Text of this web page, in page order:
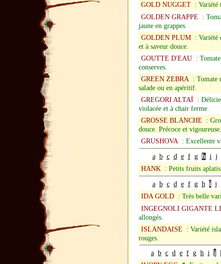
GOLD NUGGET : Variété
GOLDEN GRAPPE :
jaune en grappes.
GOLDEN PLUM : Variété
et à saveur douce.
GOUTTE D'EAU :
conserves.
GREEN ZEBRA : Tomate
salade ou en apéritif.
GREGORI ALTAÏ :
violacée et à chair ferme.
GROSSE BLANCHE :
douce. Précoce et vigoureuse.
GRUSHOVA : Excellente
a b c d e f g h i j
HANK : Petits fruits aplatis
a b c d e f g h i j
IDA GOLD : Très belle
INGEGNOLI GIGANTE
allongés.
ISLANDAISE : Variété
rouges.
a b c d e f g h i j